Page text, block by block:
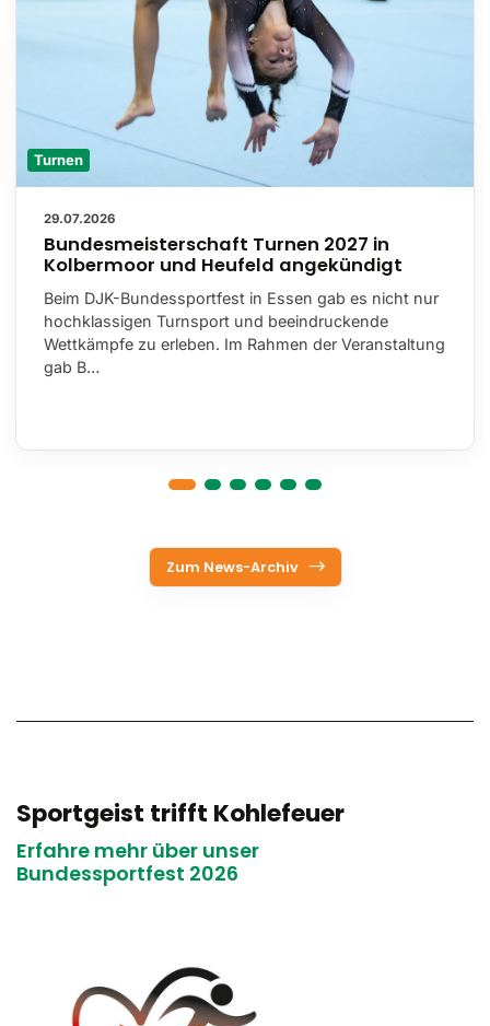
Turnen
29.07.2026
Bundesmeisterschaft Turnen 2027 in
Kolbermoor und Heufeld angekündigt
Beim DJK-Bundessportfest in Essen gab es nicht nur
hochklassigen Turnsport und beeindruckende
Wettkämpfe zu erleben. Im Rahmen der Veranstaltung
gab B…
Zum News-Archiv
Sportgeist trifft Kohlefeuer
Erfahre mehr über unser
Bundessportfest 2026